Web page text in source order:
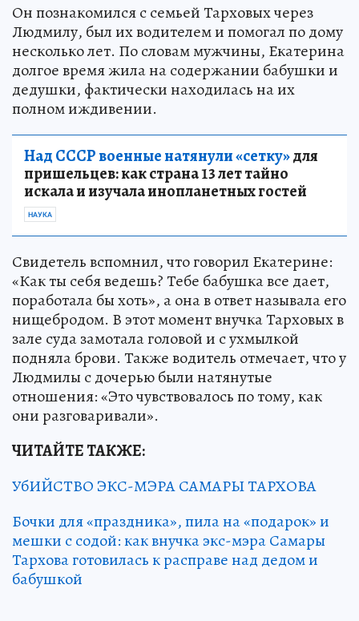
Он познакомился с семьей Тарховых через
Людмилу, был их водителем и помогал по дому
несколько лет. По словам мужчины, Екатерина
долгое время жила на содержании бабушки и
дедушки, фактически находилась на их
полном иждивении.
Над СССР военные натянули «сетку»для
пришельцев: как страна 13 лет тайно
искала и изучала инопланетных гостей
НАУКА
Свидетель вспомнил, что говорил Екатерине:
«Как ты себя ведешь? Тебе бабушка все дает,
поработала бы хоть», а она в ответ называла его
нищебродом. В этот момент внучка Тарховых в
зале суда замотала головой и с ухмылкой
подняла брови. Также водитель отмечает, что у
Людмилы с дочерью были натянутые
отношения: «Это чувствовалось по тому, как
они разговаривали».
ЧИТАЙТЕ ТАКЖЕ:
УбИЙСТВО ЭКС-МЭРА САМАРЫ ТАРХОВА
Бочки для «праздника», пила на «подарок» и
мешки с содой: как внучка экс-мэра Самары
Тархова готовилась к расправе над дедом и
бабушкой